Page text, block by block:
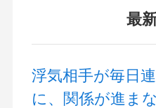
最
浮気相手が毎日
に、関係が進ま